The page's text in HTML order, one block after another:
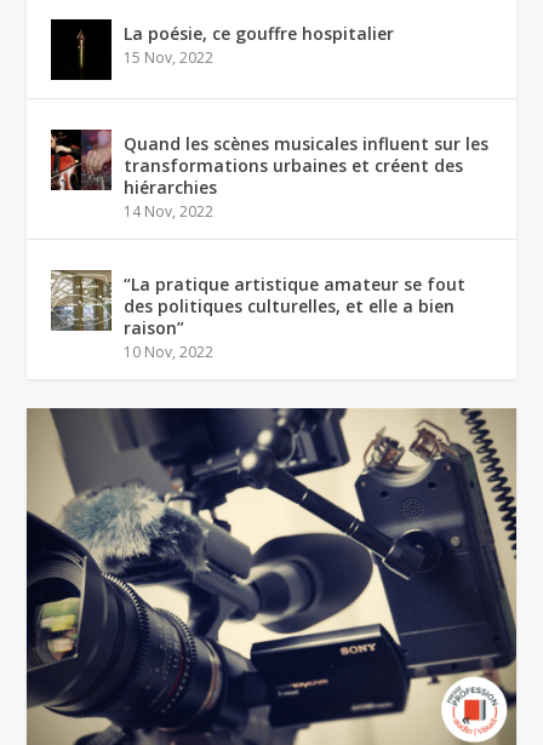
La poésie, ce gouffre hospitalier
15 Nov, 2022
Quand les scènes musicales influent sur les
transformations urbaines et créent des
hiérarchies
14 Nov, 2022
“La pratique artistique amateur se fout
des politiques culturelles, et elle a bien
raison”
10 Nov, 2022